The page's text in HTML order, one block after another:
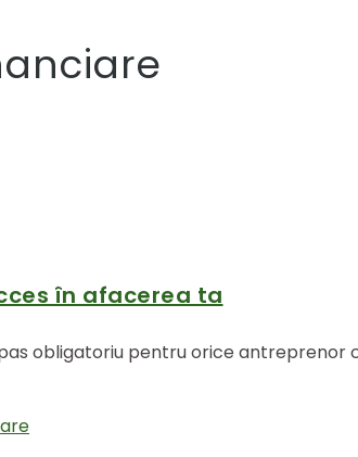
în afacerea ta
obligatoriu pentru orice antreprenor